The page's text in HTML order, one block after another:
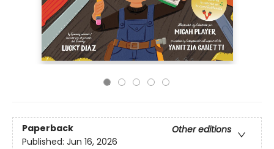
Paperback
Other editions
Published: Jun 16, 2026